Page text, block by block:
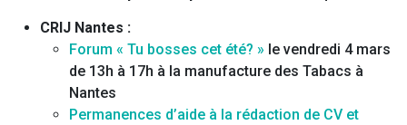
CRIJ Nantes :
Forum « Tu bosses cet été? » le vendredi 4 mars
de 13h à 17h à la manufacture des Tabacs à
Nantes
Permanences d’aide à la rédaction de CV et